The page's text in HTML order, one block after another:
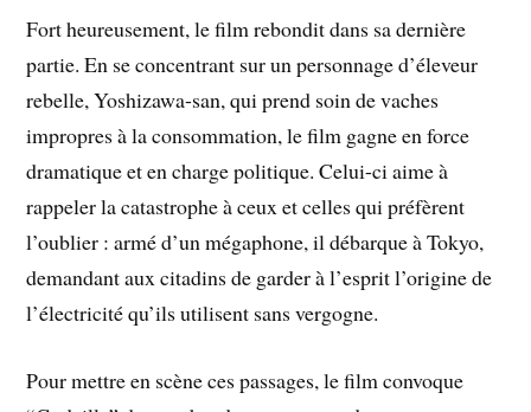
Fort heureusement, le film rebondit dans sa dernière
partie. En se concentrant sur un personnage d’éleveur
rebelle, Yoshizawa-san, qui prend soin de vaches
impropres à la consommation, le film gagne en force
dramatique et en charge politique. Celui-ci aime à
rappeler la catastrophe à ceux et celles qui préfèrent
l’oublier : armé d’un mégaphone, il débarque à Tokyo,
demandant aux citadins de garder à l’esprit l’origine de
l’électricité qu’ils utilisent sans vergogne.
Pour mettre en scène ces passages, le film convoque